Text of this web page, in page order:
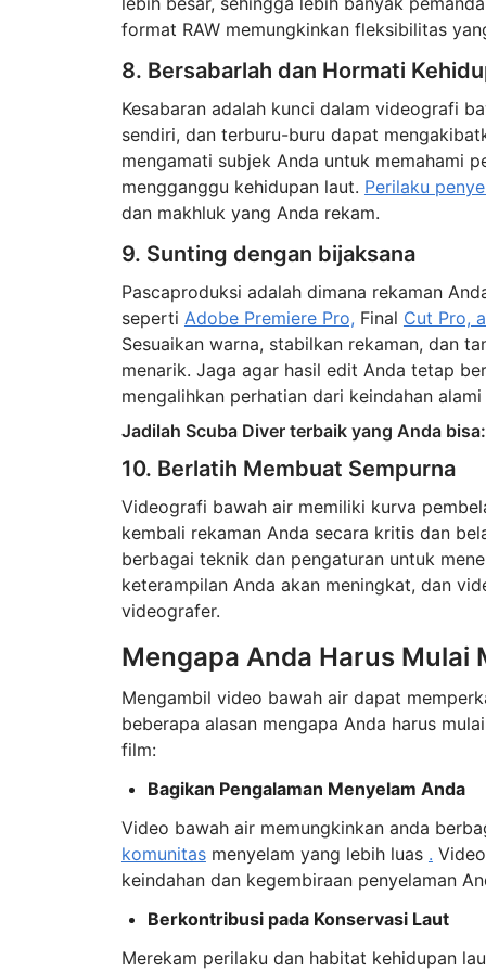
format RAW memungkinkan fleksibilitas
8. Bersabarlah dan Hormati
Kesabaran adalah kunci dalam videografi
sendiri, dan terburu-buru dapat
mengamati subjek Anda untuk memahami
mengganggu kehidupan laut. Perilaku
dan makhluk yang Anda rekam.
9. Sunting dengan bijaksana
Pascaproduksi adalah dimana rekaman
seperti Adobe Premiere Pro, Final Cut Pro,
Sesuaikan warna, stabilkan rekaman, dan
menarik. Jaga agar hasil edit Anda tetap
mengalihkan perhatian dari keindahan
Jadilah Scuba Diver terbaik yang Anda
10. Berlatih Membuat Sempurna
Videografi bawah air memiliki kurva
kembali rekaman Anda secara kritis dan
berbagai teknik dan pengaturan untuk
keterampilan Anda akan meningkat, dan
videografer.
Mengapa Anda Harus Mulai
Mengambil video bawah air dapat
beberapa alasan mengapa Anda harus
film:
Bagikan Pengalaman Menyelam Anda
Video bawah air memungkinkan anda
komunitasmenyelam yang lebih luas .
keindahan dan kegembiraan penyelaman
Berkontribusi pada Konservasi Laut
Merekam perilaku dan habitat kehidupan